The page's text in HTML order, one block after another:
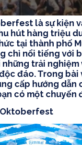
là sự kiện
hút hàng triệu
tại thành phố
chỉ nổi tiếng với
trải nghiệm
đáo. Trong bài
cấp hướng dẫn
có một chuyến